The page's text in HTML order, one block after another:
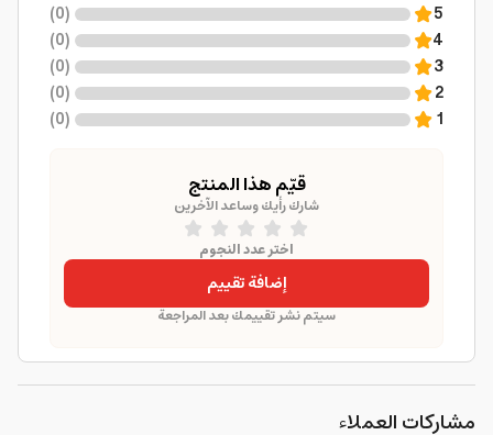
5
(
0
)
4
(
0
)
3
(
0
)
2
(
0
)
1
(
0
)
قيّم هذا المنتج
شارك رأيك وساعد الآخرين
اختر عدد النجوم
إضافة تقييم
سيتم نشر تقييمك بعد المراجعة
مشاركات العملاء